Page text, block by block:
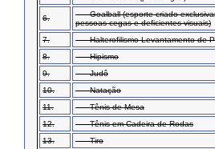
6.
Goalball (esporte criado
pessoas cegas e deficientes visuais)
7. Halterofilismo Levantamento de
8.
Hipismo
9.
Judô
10.
Natação
11.
Tênis de Mesa
12.
Tênis em Cadeira de Rodas
13.
Tiro